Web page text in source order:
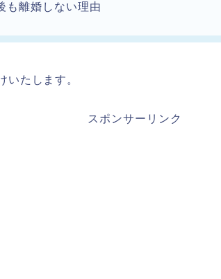
も離婚しない理由
いたします。
スポンサーリンク